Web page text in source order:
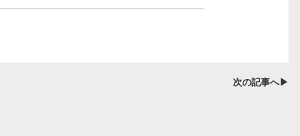
次の記事へ▶